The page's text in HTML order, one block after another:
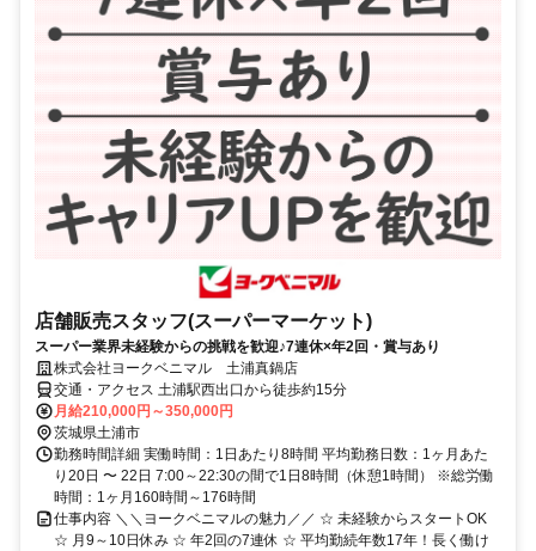
店舗販売スタッフ(スーパーマーケット)
スーパー業界未経験からの挑戦を歓迎♪7連休×年2回・賞与あり
株式会社ヨークベニマル 土浦真鍋店
交通・アクセス 土浦駅西出口から徒歩約15分
月給210,000円～350,000円
茨城県土浦市
勤務時間詳細 実働時間：1日あたり8時間 平均勤務日数：1ヶ月あた
り20日 〜 22日 7:00～22:30の間で1日8時間（休憩1時間） ※総労働
時間：1ヶ月160時間～176時間
仕事内容 ＼＼ヨークベニマルの魅力／／ ☆ 未経験からスタートOK
☆ 月9～10日休み ☆ 年2回の7連休 ☆ 平均勤続年数17年！長く働け